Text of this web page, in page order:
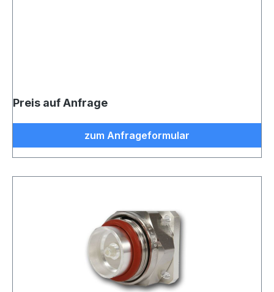
Preis auf Anfrage
zum Anfrageformular